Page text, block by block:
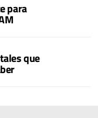
para
que